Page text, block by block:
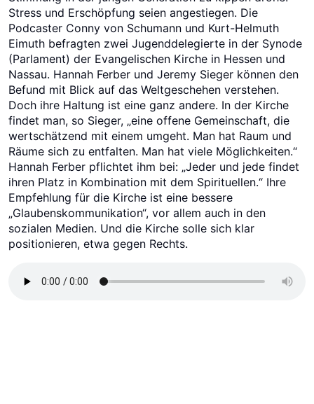
Stress und Erschöpfung seien angestiegen. Die
Podcaster Conny von Schumann und Kurt-Helmuth
Eimuth befragten zwei Jugenddelegierte in der Synode
(Parlament) der Evangelischen Kirche in Hessen und
Nassau. Hannah Ferber und Jeremy Sieger können den
Befund mit Blick auf das Weltgeschehen verstehen.
Doch ihre Haltung ist eine ganz andere. In der Kirche
findet man, so Sieger, „eine offene Gemeinschaft, die
wertschätzend mit einem umgeht. Man hat Raum und
Räume sich zu entfalten. Man hat viele Möglichkeiten.“
Hannah Ferber pflichtet ihm bei: „Jeder und jede findet
ihren Platz in Kombination mit dem Spirituellen.“ Ihre
Empfehlung für die Kirche ist eine bessere
„Glaubenskommunikation“, vor allem auch in den
sozialen Medien. Und die Kirche solle sich klar
positionieren, etwa gegen Rechts.